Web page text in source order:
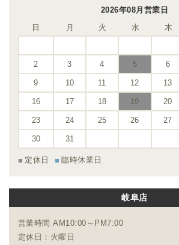
2026年08月営業日
日
月 火 水 木
2 3 4 5 6
9 10 11 12 13
16 17 18 19 20
23 24 25 26 27
30 31
定休日 臨時休業日
岐阜店
営業時間 AM10:00～PM7:00
定休日：火曜日